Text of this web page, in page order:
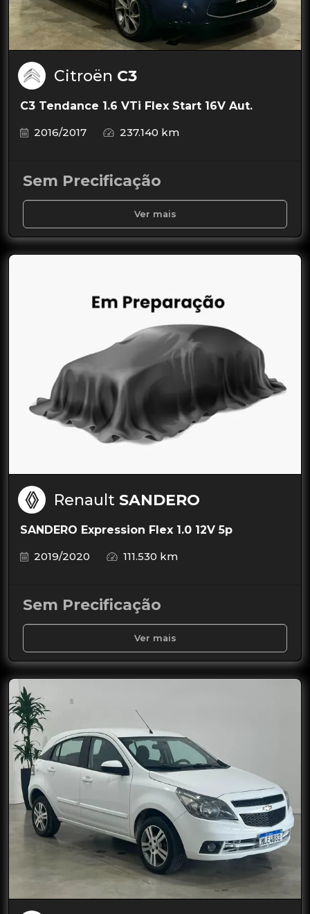
Citroën C3
C3 Tendance 1.6 VTi Flex Start 16V Aut.
2016/2017
237.140 km
Sem Precificação
Ver mais
Renault SANDERO
SANDERO Expression Flex 1.0 12V 5p
2019/2020
111.530 km
Sem Precificação
Ver mais